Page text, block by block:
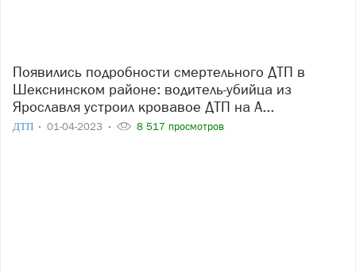
Появились подробности смертельного ДТП в
Шекснинском районе: водитель-убийца из
Ярославля устроил кровавое ДТП на А...
ДТП 01-04-2023 8 517 просмотров